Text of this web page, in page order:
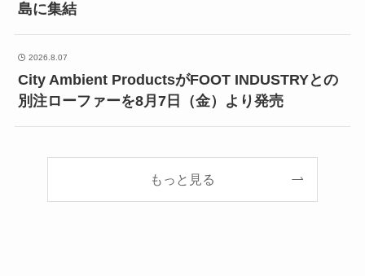
島に集結
2026.8.07
City Ambient ProductsがFOOT INDUSTRYとの
別注ローファーを8月7日（金）より発売
もっと見る